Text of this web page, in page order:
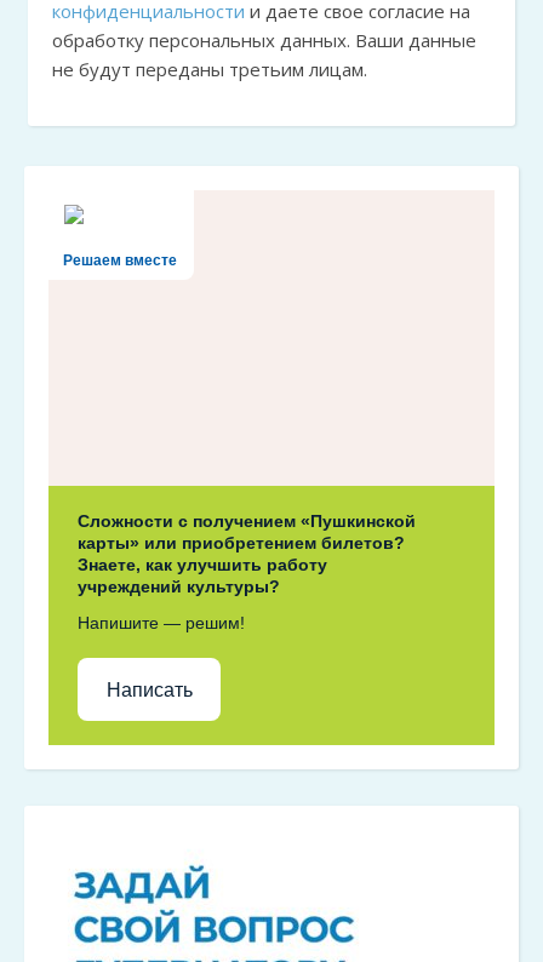
конфиденциальности и даете свое согласие на
обработку персональных данных. Ваши данные
не будут переданы третьим лицам.
Решаем вместе
Сложности с получением «Пушкинской
карты» или приобретением билетов?
Знаете, как улучшить работу
учреждений культуры?
Напишите — решим!
Написать